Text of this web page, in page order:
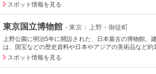
スポット情報を見る
東京国立博物館 - 東京：上野・御徒町
上野公園に明治5年に開設された、日本最古の博物館。
は、国宝などの歴史資料や日本やアジアの美術品など約
スポット情報を見る